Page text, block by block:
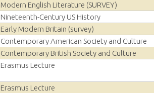
Modern English Literature (SURVEY)
Nineteenth-Century US History
Early Modern Britain (survey)
Contemporary American Society and Culture
Contemporary British Society and Culture
Erasmus Lecture
Erasmus Lecture